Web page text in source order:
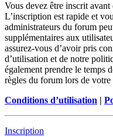
Vous devez être inscrit
L’inscription est rapide et
administrateurs du forum
supplémentaires aux
assurez-vous d’avoir pris
d’utilisation et de notre
également prendre le temps
règles du forum lors de
Conditions d’utilisation |
Inscription